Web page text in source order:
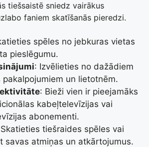
tiešsaistē sniedz vairākus
faniem skatīšanās pieredzi.
spēles no jebkuras vietas
pieslēgumu.
: Izvēlieties no dažādiem
un lietotnēm.
: Bieži vien ir pieejamāks
kabeļtelevīzijas vai
abonementi.
tiešraides spēles vai
savas atmiņas un atkārtojumus.